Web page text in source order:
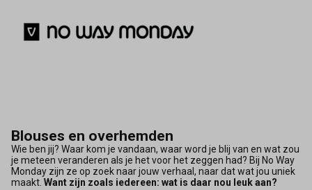
Keez&Co
Blouses en overhemden
Wie ben jij? Waar kom je vandaan, waar word je blij van en wat zou
je meteen veranderen als je het voor het zeggen had? Bij No Way
Monday zijn ze op zoek naar jouw verhaal, naar dat wat jou uniek
maakt. Want zijn zoals iedereen: wat is daar nou leuk aan?